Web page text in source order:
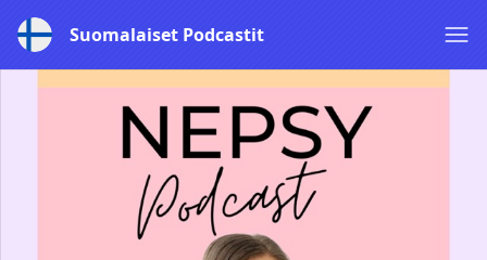
Suomalaiset Podcastit